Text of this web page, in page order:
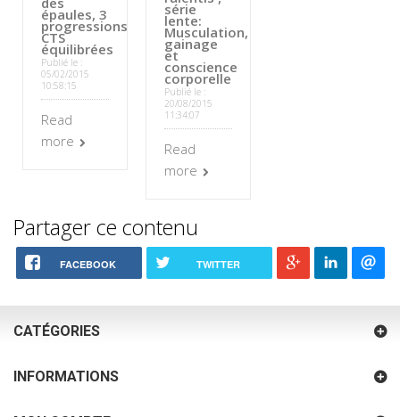
épaules, 3
progressions
CTS
équilibrées
Publié le :
05/02/2015
10:58:15
Read
more
série
lente:
Musculation,
gainage
et
conscience
corporelle
Publié le :
20/08/2015
11:34:07
Read
more
Partager ce contenu
FACEBOOK TWITTER
CATÉGORIES
INFORMATIONS